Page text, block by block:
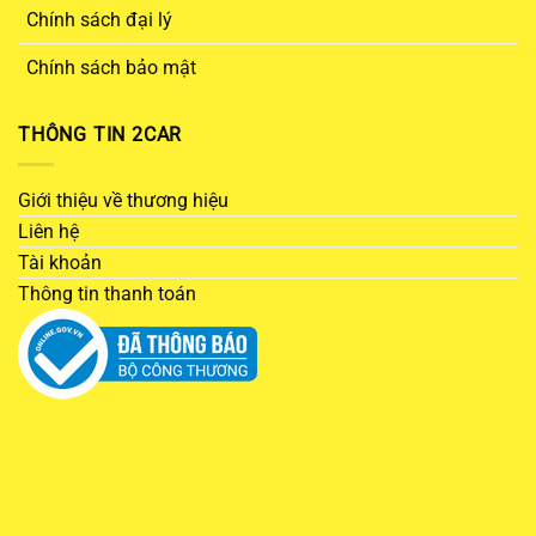
Chính sách đại lý
Chính sách bảo mật
THÔNG TIN 2CAR
Giới thiệu về thương hiệu
Liên hệ
Tài khoản
Thông tin thanh toán